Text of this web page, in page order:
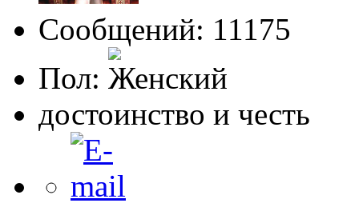
Сообщений: 11175
Пол:
достоинство и честь